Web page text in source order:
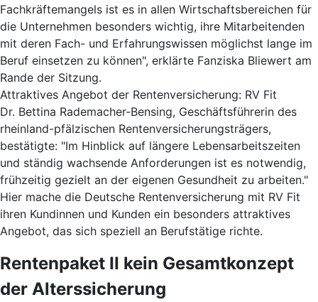
Fachkräftemangels ist es in allen Wirtschaftsbereichen für
die Unternehmen besonders wichtig, ihre Mitarbeitenden
mit deren Fach- und Erfahrungswissen möglichst lange im
Beruf einsetzen zu können", erklärte Fanziska Bliewert am
Rande der Sitzung.
Attraktives Angebot der Rentenversicherung: RV Fit
Dr. Bettina Rademacher-Bensing, Geschäftsführerin des
rheinland-pfälzischen Rentenversicherungsträgers,
bestätigte: "Im Hinblick auf längere Lebensarbeitszeiten
und ständig wachsende Anforderungen ist es notwendig,
frühzeitig gezielt an der eigenen Gesundheit zu arbeiten."
Hier mache die Deutsche Rentenversicherung mit RV Fit
ihren Kundinnen und Kunden ein besonders attraktives
Angebot, das sich speziell an Berufstätige richte.
Rentenpaket II kein Gesamtkonzept
der Alterssicherung